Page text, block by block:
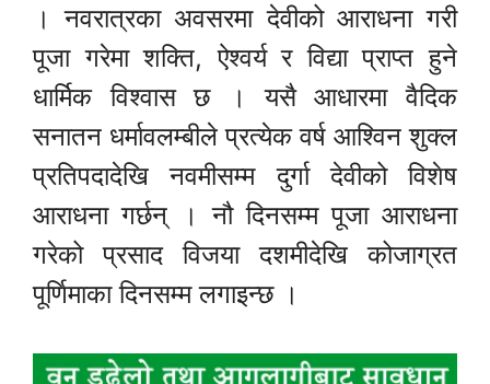
। नवरात्रका अवसरमा देवीको आराधना गरी
पूजा गरेमा शक्ति, ऐश्वर्य र विद्या प्राप्त हुने
धार्मिक विश्वास छ । यसै आधारमा वैदिक
सनातन धर्मावलम्बीले प्रत्येक वर्ष आश्विन शुक्ल
प्रतिपदादेखि नवमीसम्म दुर्गा देवीको विशेष
आराधना गर्छन् । नौ दिनसम्म पूजा आराधना
गरेको प्रसाद विजया दशमीदेखि कोजाग्रत
पूर्णिमाका दिनसम्म लगाइन्छ ।